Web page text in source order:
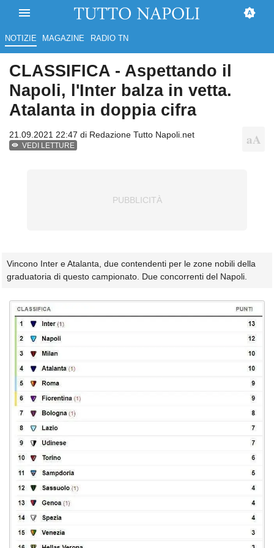
NOTIZIE MAGAZINE RADIO TN
CLASSIFICA - Aspettando il
Napoli, l'Inter balza in vetta.
Atalanta in doppia cifra
21.09.2021 22:47 di Redazione Tutto Napoli.net
VEDI LETTURE
Vincono Inter e Atalanta, due contendenti per le zone nobili della
graduatoria di questo campionato. Due concorrenti del Napoli.